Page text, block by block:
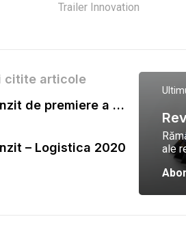
Trailer Innovation
citite articole
Gala Tranzit de premiere a celor mai eficienti operatori de transport marfa 2023
– Logistica 2020
ale